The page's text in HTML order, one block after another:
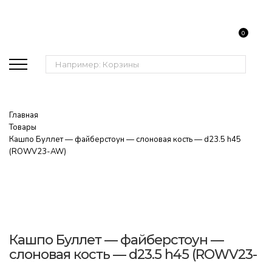
Поиск:
0
Главная
Товары
Кашпо Буллет — файберстоун — слоновая кость — d23.5 h45
(ROWV23-AW)
Кашпо Буллет — файберстоун —
слоновая кость — d23.5 h45 (ROWV23-